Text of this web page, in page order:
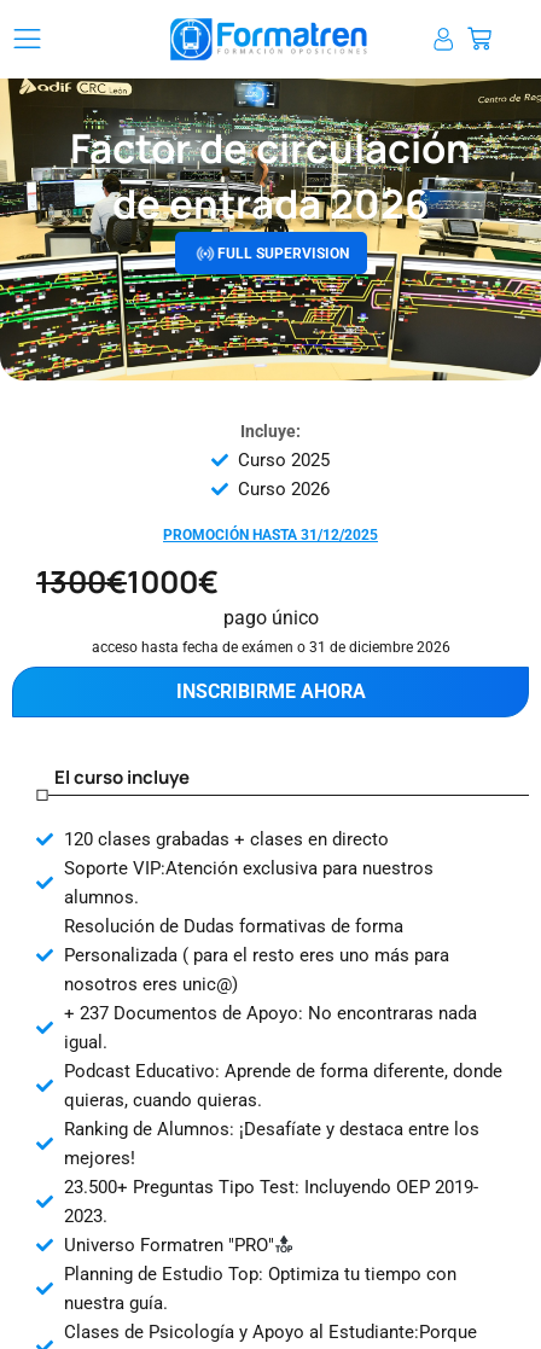
al
Factor de circulación
de entrada 2026
FULL SUPERVISION
Incluye:
Curso 2025
Curso 2026
PROMOCIÓN HASTA 31/12/2025
1300€1000€
pago único
acceso hasta fecha de exámen o 31 de diciembre 2026
INSCRIBIRME AHORA
El curso incluye
120 clases grabadas + clases en directo
Soporte VIP:Atención exclusiva para nuestros
alumnos.
Resolución de Dudas formativas de forma
Personalizada ( para el resto eres uno más para
nosotros eres unic@)
+ 237 Documentos de Apoyo: No encontraras nada
igual.
Podcast Educativo: Aprende de forma diferente, donde
quieras, cuando quieras.
Ranking de Alumnos: ¡Desafíate y destaca entre los
mejores!
23.500+ Preguntas Tipo Test: Incluyendo OEP 2019-
2023.
Universo Formatren "PRO"
Planning de Estudio Top: Optimiza tu tiempo con
nuestra guía.
Clases de Psicología y Apoyo al Estudiante:Porque